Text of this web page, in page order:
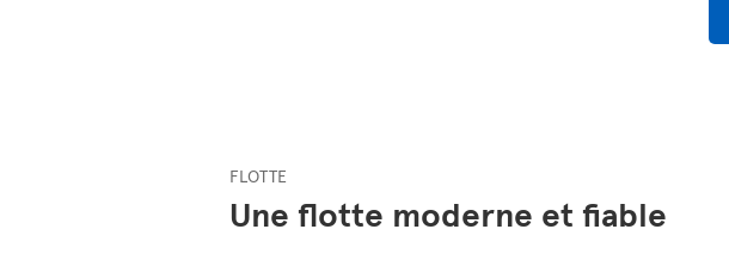
FLOTTE
Une flotte moderne et fiable